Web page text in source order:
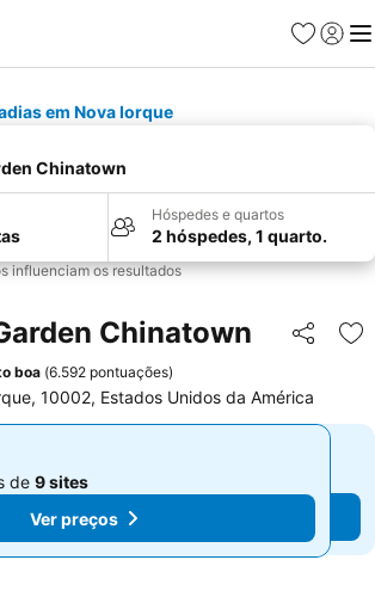
Favoritos
Iniciar
em Nova Iorque
Chinatown
Hóspedes e quartos
2 hóspedes, 1 quarto.
influenciam os resultados
Chinatown Partilhar
boa (6.592 pontuações)
10002, Estados Unidos da América
de 9 sites
Ver preços
de 9 sites
Ver preços